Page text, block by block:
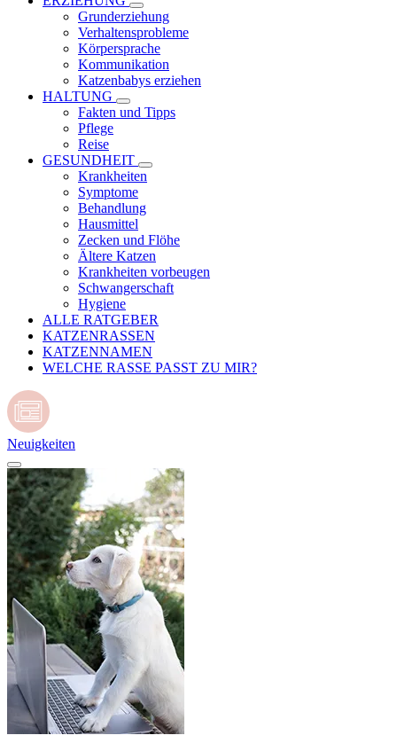
Grunderziehung
Verhaltensprobleme
Körpersprache
Kommunikation
Katzenbabys erziehen
HALTUNG
Fakten und Tipps
Pflege
Reise
GESUNDHEIT
Krankheiten
Symptome
Behandlung
Hausmittel
Zecken und Flöhe
Ältere Katzen
Krankheiten vorbeugen
Schwangerschaft
Hygiene
ALLE RATGEBER
KATZENRASSEN
KATZENNAMEN
WELCHE RASSE PASST ZU MIR?
Neuigkeiten